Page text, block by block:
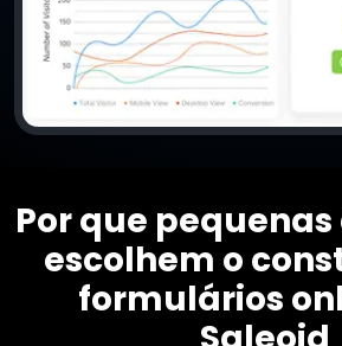
Por que
escolhem o
formulários